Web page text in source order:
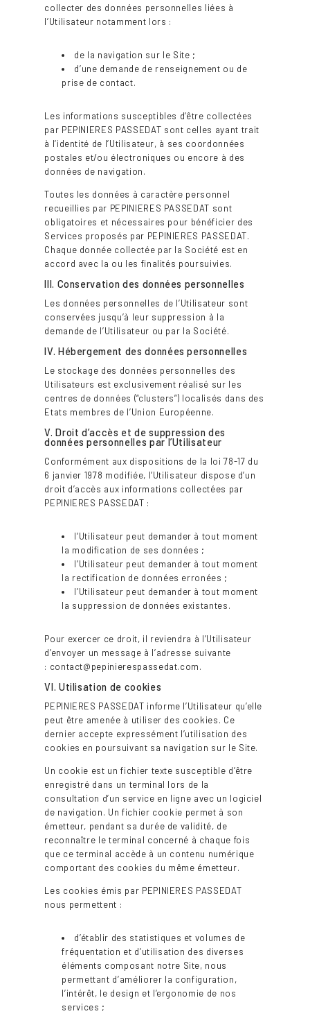
collecter des données personnelles liées à
l’Utilisateur notamment lors :
de la navigation sur le Site ;
d’une demande de renseignement ou de
prise de contact.
Les informations susceptibles d’être collectées
par PEPINIERES PASSEDAT sont celles ayant trait
à l’identité de l’Utilisateur, à ses coordonnées
postales et/ou électroniques ou encore à des
données de navigation.
Toutes les données à caractère personnel
recueillies par PEPINIERES PASSEDAT sont
obligatoires et nécessaires pour bénéficier des
Services proposés par PEPINIERES PASSEDAT.
Chaque donnée collectée par la Société est en
accord avec la ou les finalités poursuivies.
III. Conservation des données personnelles
Les données personnelles de l’Utilisateur sont
conservées jusqu’à leur suppression à la
demande de l’Utilisateur ou par la Société.
IV. Hébergement des données personnelles
Le stockage des données personnelles des
Utilisateurs est exclusivement réalisé sur les
centres de données (“clusters”) localisés dans des
Etats membres de l’Union Européenne.
V. Droit d’accès et de suppression des
données personnelles par l’Utilisateur
Conformément aux dispositions de la loi 78-17 du
6 janvier 1978 modifiée, l’Utilisateur dispose d’un
droit d’accès aux informations collectées par
PEPINIERES PASSEDAT :
l’Utilisateur peut demander à tout moment
la modification de ses données ;
l’Utilisateur peut demander à tout moment
la rectification de données erronées ;
l’Utilisateur peut demander à tout moment
la suppression de données existantes.
Pour exercer ce droit, il reviendra à l’Utilisateur
d’envoyer un message à l’adresse suivante
: contact@pepinierespassedat.com.
VI. Utilisation de cookies
PEPINIERES PASSEDAT informe l’Utilisateur qu’elle
peut être amenée à utiliser des cookies. Ce
dernier accepte expressément l’utilisation des
cookies en poursuivant sa navigation sur le Site.
Un cookie est un fichier texte susceptible d’être
enregistré dans un terminal lors de la
consultation d’un service en ligne avec un logiciel
de navigation. Un fichier cookie permet à son
émetteur, pendant sa durée de validité, de
reconnaître le terminal concerné à chaque fois
que ce terminal accède à un contenu numérique
comportant des cookies du même émetteur.
Les cookies émis par PEPINIERES PASSEDAT
nous permettent :
d’établir des statistiques et volumes de
fréquentation et d’utilisation des diverses
éléments composant notre Site, nous
permettant d’améliorer la configuration,
l’intérêt, le design et l’ergonomie de nos
services ;